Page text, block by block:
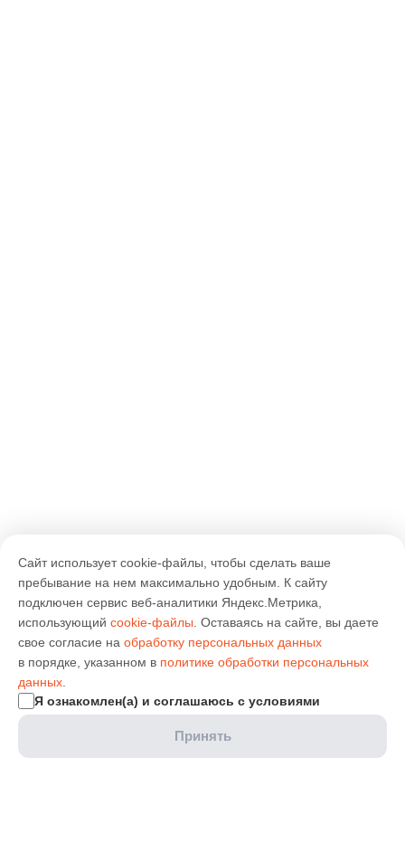
Сайт использует cookie-файлы, чтобы сделать ваше
пребывание на нем максимально удобным. К cайту
подключен сервис веб-аналитики Яндекс.Метрика,
использующий cookie-файлы . Оставаясь на сайте, вы даете
свое согласие на обработку персональных данных
в порядке, указанном в политике обработки персональных
данных
Я ознакомлен(а) и соглашаюсь с условиями
Принять